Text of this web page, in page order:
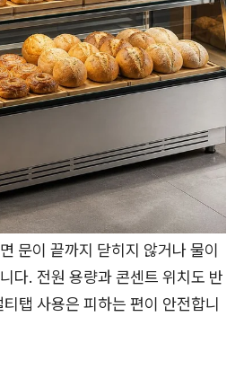
문이 끝까지 닫히지 않거나 물이
다. 전원 용량과 콘센트 위치도 반
탭 사용은 피하는 편이 안전합니